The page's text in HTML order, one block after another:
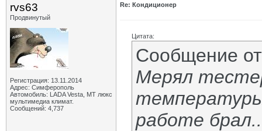
rvs63
Продвинутый
Регистрация: 13.11.2014
Адрес: Симферополь
Автомобиль: LADA Vesta, МТ люкс
мультимедиа климат.
Сообщений: 4,737
Re: Кондиционер
Цитата:
Сообщение
Мерял
работе брал..